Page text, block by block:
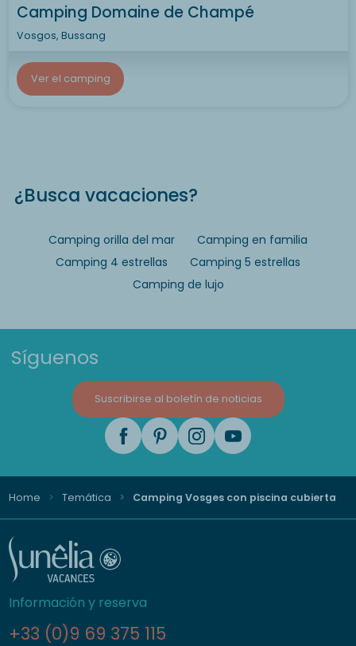
Camping Domaine de Champé
Vosgos, Bussang
Ver el camping
¿Busca vacaciones?
Camping orilla del mar
Camping en familia
Camping 4 estrellas
Camping 5 estrellas
Camping de lujo
Síguenos
Suscribirse al boletín de noticias
Home Temática Camping Vosges con piscina cubierta
Información y reserva
+33 (0)9 69 375 115